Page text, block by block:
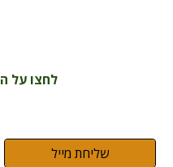
לחצו על ה
שליחת מייל